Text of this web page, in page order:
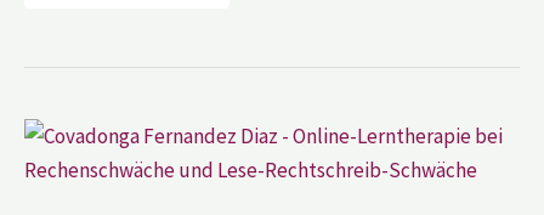
Covadonga
Fernandez
Diaz